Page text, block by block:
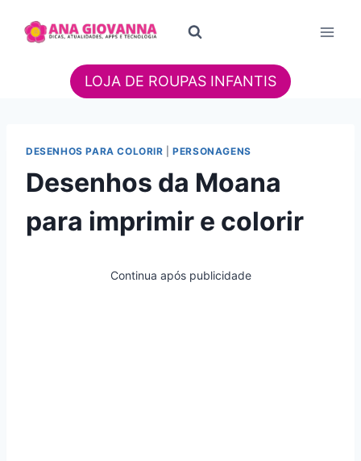
para
LOJA DE ROUPAS INFANTIS
DESENHOS PARA COLORIR |PERSONAGENS
Desenhos da Moana
para imprimir e colorir
Continua após publicidade